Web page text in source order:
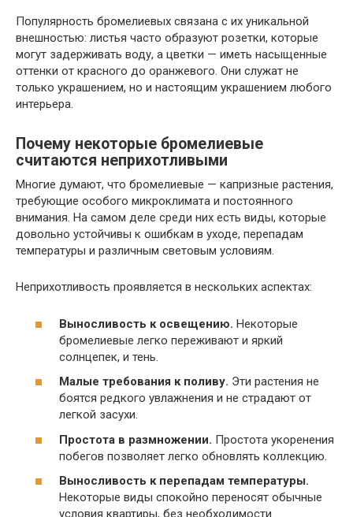
Популярность бромелиевых связана с их уникальной
внешностью: листья часто образуют розетки, которые
могут задерживать воду, а цветки — иметь насыщенные
оттенки от красного до оранжевого. Они служат не
только украшением, но и настоящим украшением любого
интерьера.
Почему некоторые бромелиевые
считаются неприхотливыми
Многие думают, что бромелиевые — капризные растения,
требующие особого микроклимата и постоянного
внимания. На самом деле среди них есть виды, которые
довольно устойчивы к ошибкам в уходе, перепадам
температуры и различным световым условиям.
Неприхотливость проявляется в нескольких аспектах:
Выносливость к освещению. Некоторые
бромелиевые легко переживают и яркий
солнцепек, и тень.
Малые требования к поливу. Эти растения не
боятся редкого увлажнения и не страдают от
легкой засухи.
Простота в размножении. Простота укоренения
побегов позволяет легко обновлять коллекцию.
Выносливость к перепадам температуры.
Некоторые виды спокойно переносят обычные
условия квартиры, без необходимости